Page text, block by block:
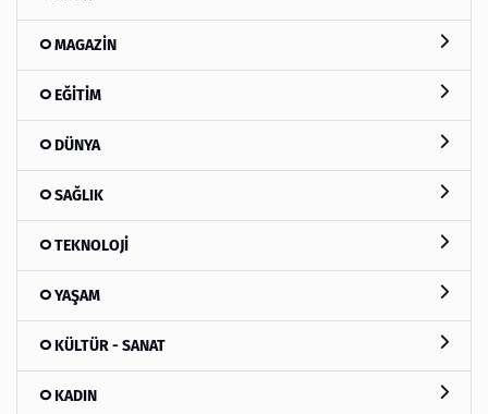
MAGAZİN
EĞİTİM
DÜNYA
SAĞLIK
TEKNOLOJİ
YAŞAM
KÜLTÜR - SANAT
KADIN